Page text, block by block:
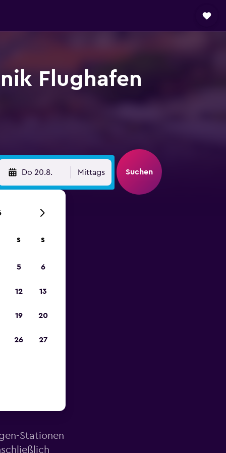
Flughafen
Do 20.8. Mittags Suchen
Stationen
S S
5 6
12 13
19 20
26 27